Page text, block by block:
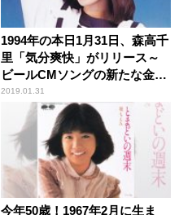
1994年の本日1月31日、森高千
里「気分爽快」がリリース～
ビールCMソングの新たな金字
塔となった一曲
2019.01.31
今年50歳！1967年2月に生ま